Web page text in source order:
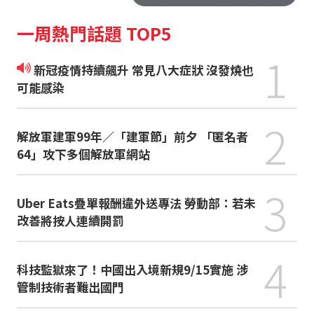
一周熱門話題 TOP5
新冠疫情持續飆升 常見八大症狀 沒發燒也
可能感染
1
解放軍建軍99年／「建軍節」前夕 「匿名者
64」攻下多個解放軍網站
2
Uber Eats疊單報酬違外送專法 勞動部：若未
改善將按人連續開罰
3
科技監獄來了！中國出入境新規9/15實施 涉
管制技術者難出國門
4